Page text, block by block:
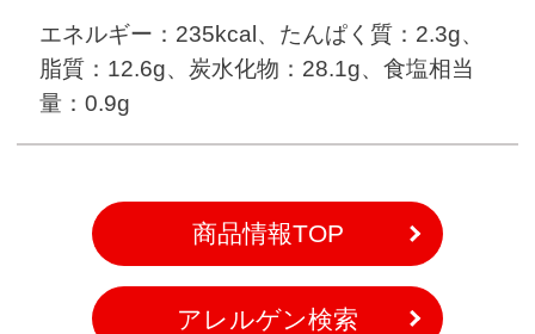
エネルギー：235kcal、たんぱく質：2.3g、
脂質：12.6g、炭水化物：28.1g、食塩相当
量：0.9g
商品情報TOP
アレルゲン検索